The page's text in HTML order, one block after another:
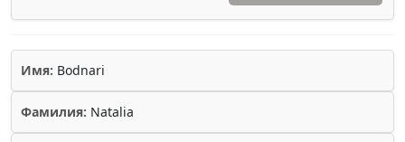
Имя: Bodnari
Фамилия: Natalia